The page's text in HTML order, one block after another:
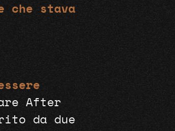
che stava
After
da due